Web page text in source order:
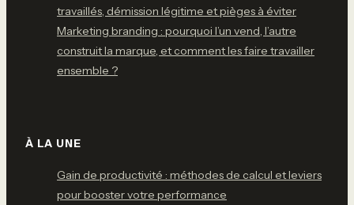
travaillés, démission légitime et pièges à éviter
Marketing branding : pourquoi l’un vend, l’autre
construit la marque, et comment les faire travailler
ensemble ?
À LA UNE
Gain de productivité : méthodes de calcul et leviers
pour booster votre performance